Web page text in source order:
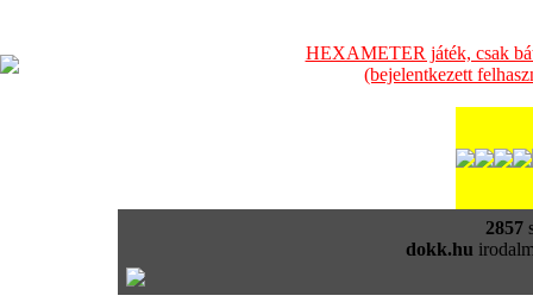
HEXAMETER játék, csak
(bejelentkezett
2857
dokk.hu